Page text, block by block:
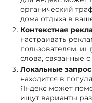
органический
дома отдыха в
Контекстная
настраивать
пользователям,
слова, связанные
Локальные
находится в
Яндекс может
ищут варианты